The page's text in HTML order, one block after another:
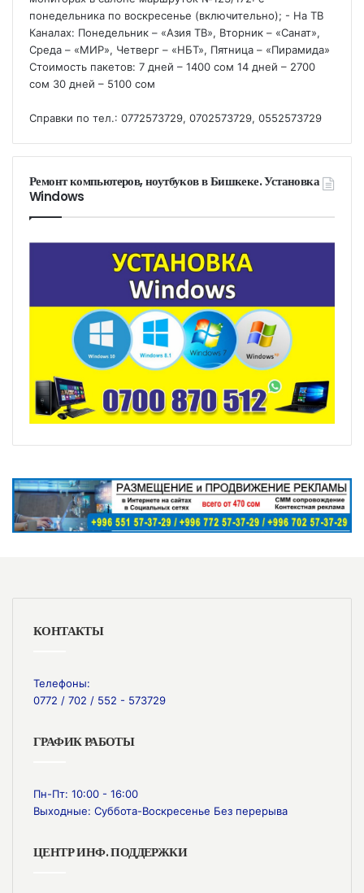
понедельника по воскресенье (включительно); - На ТВ
Каналах: Понедельник – «Азия ТВ», Вторник – «Санат»,
Среда – «МИР», Четверг – «НБТ», Пятница – «Пирамида»
Стоимость пакетов: 7 дней – 1400 сом 14 дней – 2700
сом 30 дней – 5100 сом
Справки по тел.: 0772573729, 0702573729, 0552573729
Ремонт компьютеров, ноутбуков в Бишкеке. Установка
Windows
КОНТАКТЫ
Телефоны:
0772 / 702 / 552 - 573729
ГРАФИК РАБОТЫ
Пн-Пт: 10:00 - 16:00
Выходные: Суббота-Воскресенье Без перерыва
ЦЕНТР ИНФ. ПОДДЕРЖКИ